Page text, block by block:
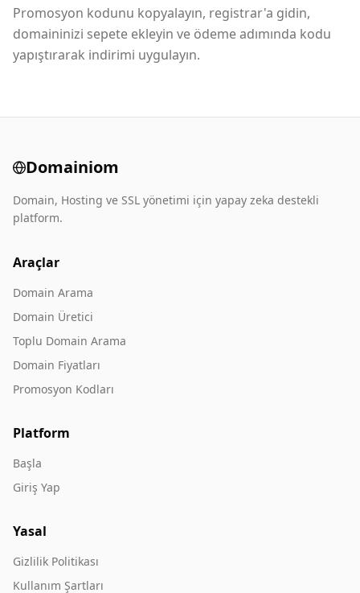
Promosyon kodunu kopyalayın, registrar'a gidin,
domaininizi sepete ekleyin ve ödeme adımında kodu
yapıştırarak indirimi uygulayın.
Domainiom
Domain, Hosting ve SSL yönetimi için yapay zeka destekli
platform.
Araçlar
Domain Arama
Domain Üretici
Toplu Domain Arama
Domain Fiyatları
Promosyon Kodları
Platform
Başla
Giriş Yap
Yasal
Gizlilik Politikası
Kullanım Şartları